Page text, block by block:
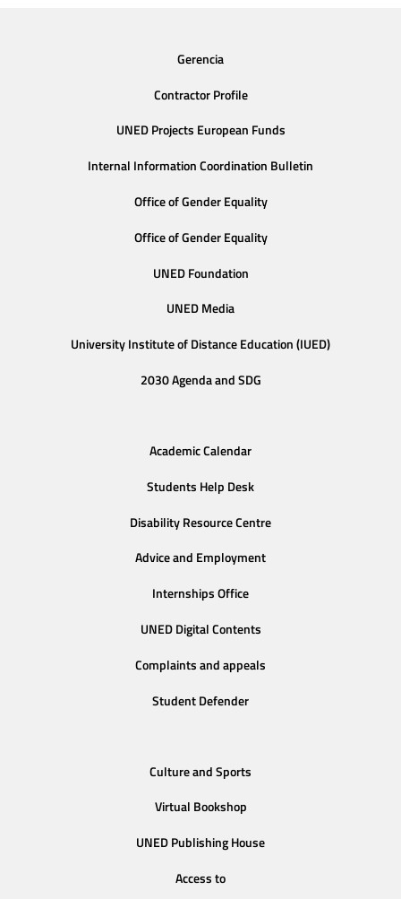
Gerencia
Contractor Profile
UNED Projects European Funds
Internal Information Coordination Bulletin
Office of Gender Equality
Office of Gender Equality
UNED Foundation
UNED Media
University Institute of Distance Education (IUED)
2030 Agenda and SDG
Academic Calendar
Students Help Desk
Disability Resource Centre
Advice and Employment
Internships Office
UNED Digital Contents
Complaints and appeals
Student Defender
Culture and Sports
Virtual Bookshop
UNED Publishing House
Access to